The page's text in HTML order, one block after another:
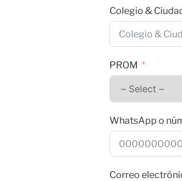
Colegio &
PROM
WhatsApp o
Correo